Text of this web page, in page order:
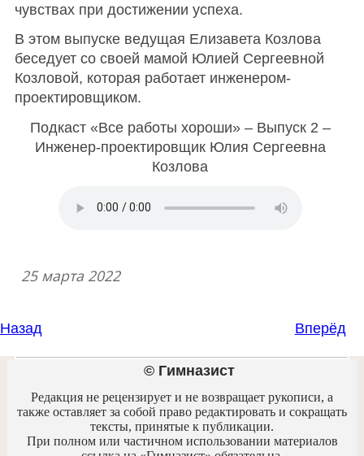
чувствах при достижении успеха.
В этом выпуске ведущая Елизавета Козлова
беседует со своей мамой Юлией Сергеевной
Козловой, которая работает инженером-
проектировщиком.
Подкаст «Все работы хороши» – Выпуск 2 –
Инженер-проектировщик Юлия Сергеевна
Козлова
25 марта 2022
Назад Вперёд
© Гимназист
Редакция не рецензирует и не возвращает рукописи, а
также оставляет за собой право редактировать и сокращать
тексты, принятые к публикации.
При полном или частичном использовании материалов